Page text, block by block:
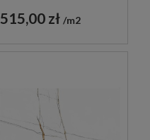
515,00 zł m2